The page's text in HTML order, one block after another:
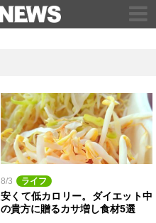
8/3 ライフ
安くて低カロリー。ダイエット中
の貴方に贈るカサ増し食材5選